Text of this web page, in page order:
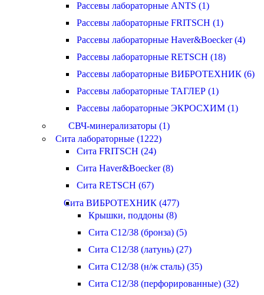
Рассевы лабораторные ANTS (1)
Рассевы лабораторные FRITSCH (1)
Рассевы лабораторные Haver&Boecker (4)
Рассевы лабораторные RETSCH (18)
Рассевы лабораторные ВИБРОТЕХНИК (6)
Рассевы лабораторные ТАГЛЕР (1)
Рассевы лабораторные ЭКРОСХИМ (1)
СВЧ-минерализаторы (1)
Сита лабораторные (1222)
Сита FRITSCH (24)
Сита Haver&Boecker (8)
Сита RETSCH (67)
Сита ВИБРОТЕХНИК (477)
Крышки, поддоны (8)
Сита С12/38 (бронза) (5)
Сита С12/38 (латунь) (27)
Сита С12/38 (н/ж сталь) (35)
Сита С12/38 (перфорированные) (32)